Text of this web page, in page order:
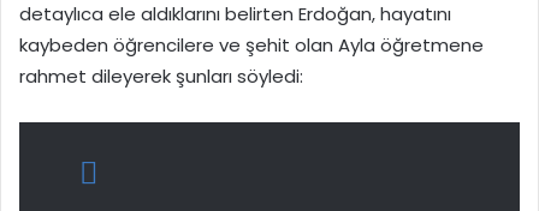
detaylıca ele aldıklarını belirten Erdoğan, hayatını
kaybeden öğrencilere ve şehit olan Ayla öğretmene
rahmet dileyerek şunları söyledi: